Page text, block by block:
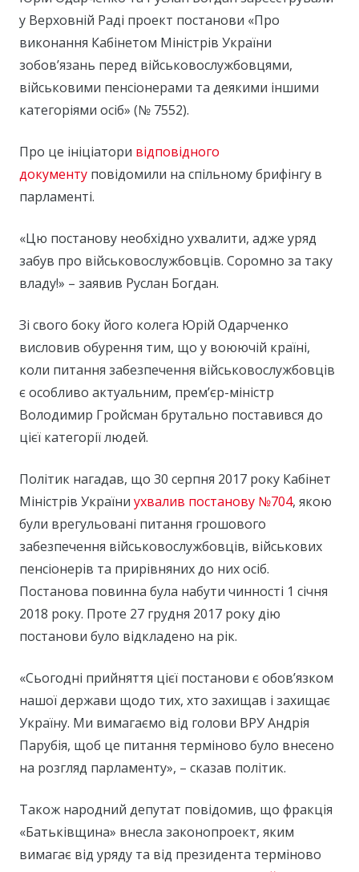
у Верховній Раді проект постанови «Про
виконання Кабінетом Міністрів України
зобов’язань перед військовослужбовцями,
військовими пенсіонерами та деякими іншими
категоріями осіб» (№ 7552).
Про це ініціатори відповідного
документу повідомили на спільному брифінгу в
парламенті.
«Цю постанову необхідно ухвалити, адже уряд
забув про військовослужбовців. Соромно за таку
владу!» – заявив Руслан Богдан.
Зі свого боку його колега Юрій Одарченко
висловив обурення тим, що у воюючій країні,
коли питання забезпечення військовослужбовців
є особливо актуальним, прем’єр-міністр
Володимир Гройсман брутально поставився до
цієї категорії людей.
Політик нагадав, що 30 серпня 2017 року Кабінет
Міністрів України ухвалив постанову №704, якою
були врегульовані питання грошового
забезпечення військовослужбовців, військових
пенсіонерів та прирівняних до них осіб.
Постанова повинна була набути чинності 1 січня
2018 року. Проте 27 грудня 2017 року дію
постанови було відкладено на рік.
«Сьогодні прийняття цієї постанови є обов’язком
нашої держави щодо тих, хто захищав і захищає
Україну. Ми вимагаємо від голови ВРУ Андрія
Парубія, щоб це питання терміново було внесено
на розгляд парламенту», – сказав політик.
Також народний депутат повідомив, що фракція
«Батьківщина» внесла законопроект, яким
вимагає від уряду та від президента терміново